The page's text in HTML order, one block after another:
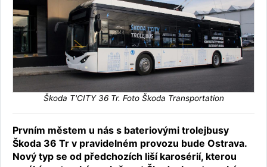
Škoda T'CITY 36 Tr. Foto Škoda Transportation
Prvním městem u nás s bateriovými trolejbusy
Škoda 36 Tr v pravidelném provozu bude Ostrava.
Nový typ se od předchozích liší karosérií, kterou